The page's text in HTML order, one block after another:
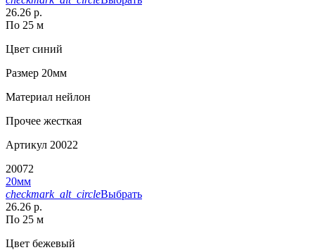
26.26 р.
По 25 м
Цвет синий
Размер 20мм
Материал нейлон
Прочее жесткая
Артикул 20022
20072
20мм
checkmark_alt_circleВыбрать
26.26 р.
По 25 м
Цвет бежевый